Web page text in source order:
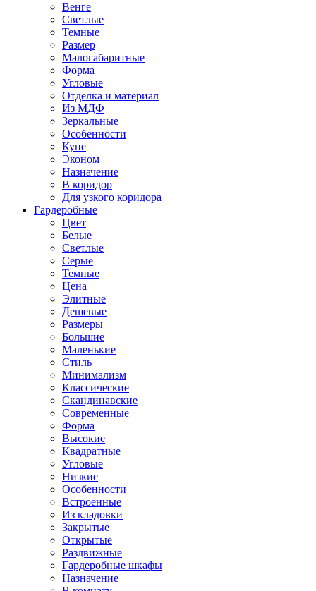
Венге
Светлые
Темные
Размер
Малогабаритные
Форма
Угловые
Отделка и материал
Из МДФ
Зеркальные
Особенности
Купе
Эконом
Назначение
В коридор
Для узкого коридора
Гардеробные
Цвет
Белые
Светлые
Серые
Темные
Цена
Элитные
Дешевые
Размеры
Большие
Маленькие
Стиль
Минимализм
Классические
Скандинавские
Современные
Форма
Высокие
Квадратные
Угловые
Низкие
Особенности
Встроенные
Из кладовки
Закрытые
Открытые
Раздвижные
Гардеробные шкафы
Назначение